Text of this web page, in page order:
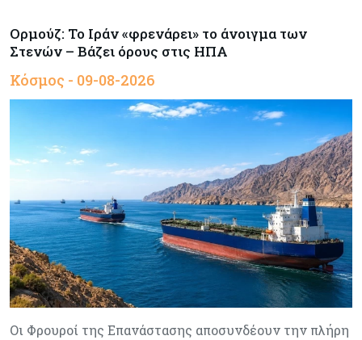
Ορμούζ: Το Ιράν «φρενάρει» το άνοιγμα των
Στενών – Βάζει όρους στις ΗΠΑ
Κόσμος - 09-08-2026
Οι Φρουροί της Επανάστασης αποσυνδέουν την πλήρη